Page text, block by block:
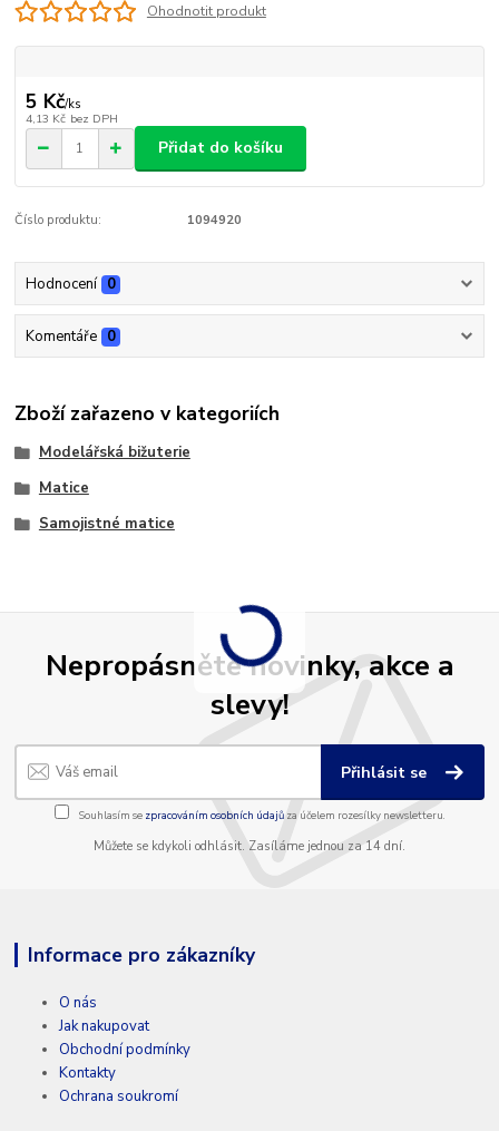
Ohodnotit produkt
5 Kč/ks
4,13 Kč bez DPH
Přidat do košíku
Číslo produktu: 1094920
Hodnocení 0
Komentáře 0
Zboží zařazeno v kategoriích
Modelářská bižuterie
Matice
Samojistné matice
Nepropásněte novinky, akce a
slevy!
Přihlásit se
Souhlasím se zpracováním osobních údajůza účelem rozesílky newsletteru.
Můžete se kdykoli odhlásit. Zasíláme jednou za 14 dní.
Informace pro zákazníky
O nás
Jak nakupovat
Obchodní podmínky
Kontakty
Ochrana soukromí